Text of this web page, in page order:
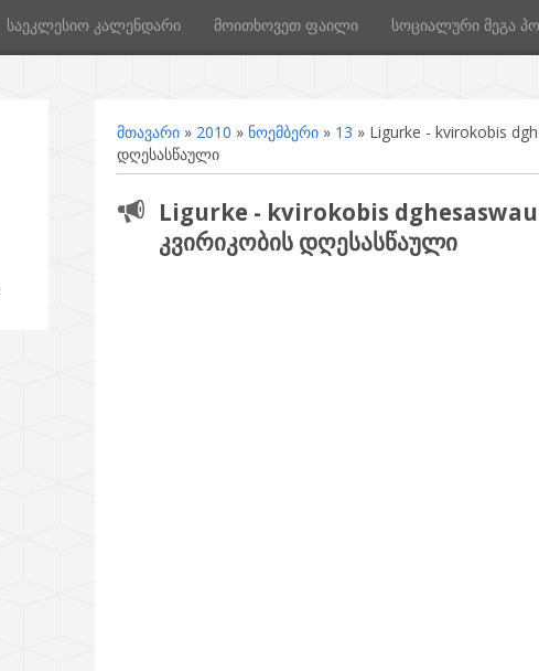
საეკლესიო კალენდარი მოითხოვეთ ფაილი სოციალური მეგა
მთავარი» 2010 » ნოემბერი » 13 » Ligurke - kvirokobis
დღესასწაული
Ligurke - kvirokobis
კვირიკობის დღესასწაული